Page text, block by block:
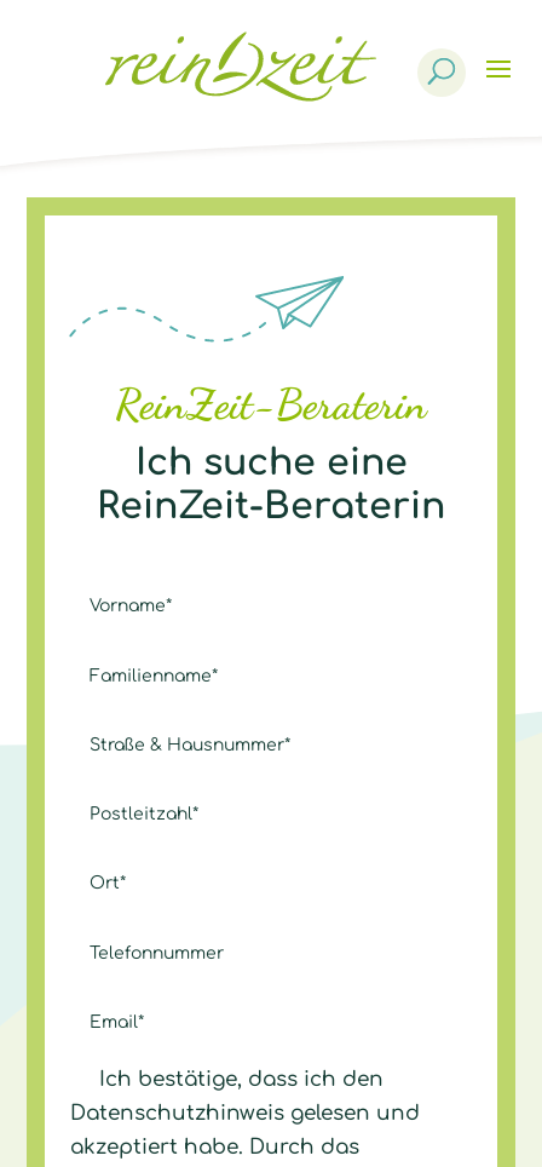
ReinZeit-Beraterin
Ich suche eine
ReinZeit-Beraterin
Ich bestätige, dass ich den
Datenschutzhinweis gelesen und
akzeptiert habe. Durch das